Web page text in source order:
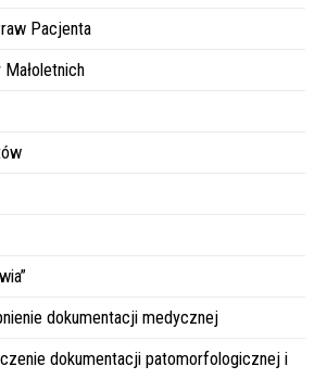
Pacjenta
dokumentacji medycznej
dokumentacji patomorfologicznej i